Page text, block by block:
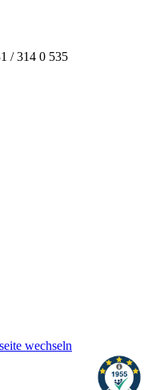
/ 314 0 535